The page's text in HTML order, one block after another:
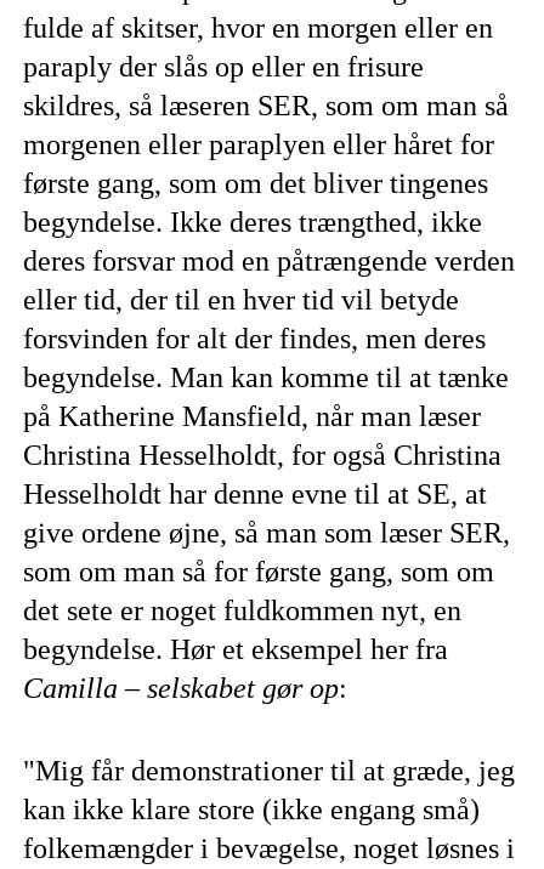
fulde af skitser, hvor en morgen eller en
paraply der slås op eller en frisure
skildres, så læseren SER, som om man så
morgenen eller paraplyen eller håret for
første gang, som om det bliver tingenes
begyndelse. Ikke deres trængthed, ikke
deres forsvar mod en påtrængende verden
eller tid, der til en hver tid vil betyde
forsvinden for alt der findes, men deres
begyndelse. Man kan komme til at tænke
på Katherine Mansfield, når man læser
Christina Hesselholdt, for også Christina
Hesselholdt har denne evne til at SE, at
give ordene øjne, så man som læser SER,
som om man så for første gang, som om
det sete er noget fuldkommen nyt, en
begyndelse. Hør et eksempel her fra
Camilla – selskabet gør op:
"Mig får demonstrationer til at græde, jeg
kan ikke klare store (ikke engang små)
folkemængder i bevægelse, noget løsnes i